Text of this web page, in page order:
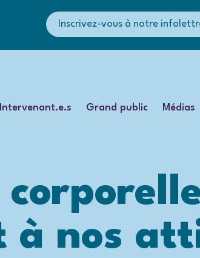
Inscrivez-vous à notre
Intervenant.e.s Grand public Médias
à nos